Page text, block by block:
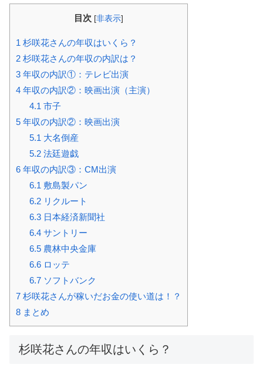
目次 [非表示]
1 杉咲花さんの年収はいくら？
2 杉咲花さんの年収の内訳は？
3 年収の内訳①：テレビ出演
4 年収の内訳②：映画出演（主演）
4.1 市子
5 年収の内訳②：映画出演
5.1 大名倒産
5.2法廷遊戯
6 年収の内訳③：CM出演
6.1 敷島製パン
6.2リクルート
6.3日本経済新聞社
6.4サントリー
6.5農林中央金庫
6.6ロッテ
6.7ソフトバンク
7 杉咲花さんが稼いだお金の使い道は！？
8 まとめ
杉咲花さんの年収はいくら？